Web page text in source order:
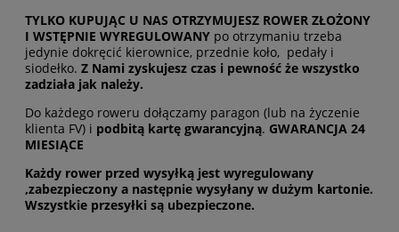
TYLKO KUPUJĄC U NAS OTRZYMUJESZ ROWER ZŁOŻONY
I WSTĘPNIE WYREGULOWANY po otrzymaniu trzeba
jedynie dokręcić kierownice, przednie koło, pedały i
siodełko. Z Nami zyskujesz czas i pewność że wszystko
zadziała jak należy.
Do każdego roweru dołączamy paragon (lub na życzenie
klienta FV) i podbitą kartę gwarancyjną. GWARANCJA 24
MIESIĄCE
Każdy rower przed wysyłką jest wyregulowany
,zabezpieczony a następnie wysyłany w dużym kartonie.
Wszystkie przesyłki są ubezpieczone.